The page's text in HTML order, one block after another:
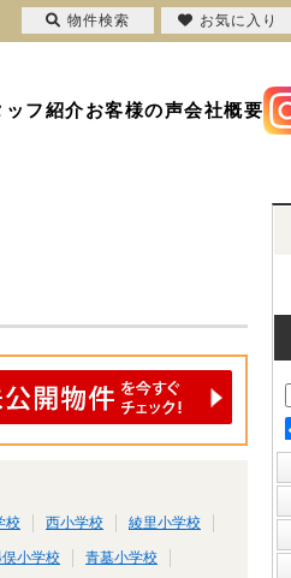
ッフ紹介お客様の声会社概要
校 西小学校 綾里小学校
小学校 青墓小学校
物件検索 お気に入り